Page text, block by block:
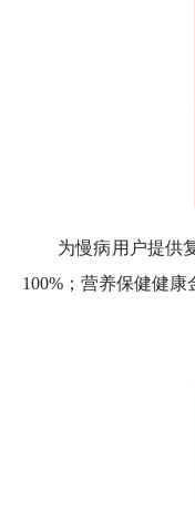
为慢病用户提供
100%；营养保健健